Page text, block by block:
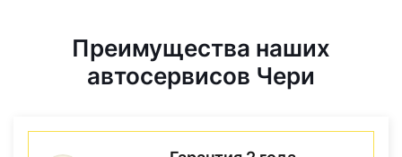
Преимущества наших
автосервисов Чери